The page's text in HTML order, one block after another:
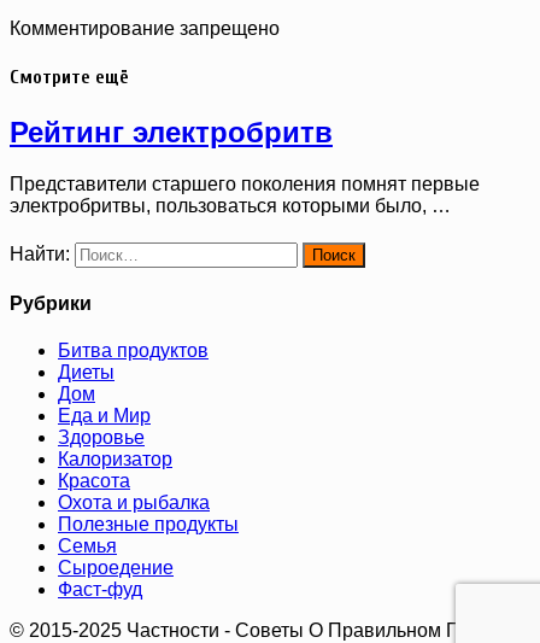
Комментирование запрещено
Смотрите ещё
Рейтинг электробритв
Представители старшего поколения помнят первые
электробритвы, пользоваться которыми было, …
Найти:
Рубрики
Битва продуктов
Диеты
Дом
Еда и Мир
Здоровье
Калоризатор
Красота
Охота и рыбалка
Полезные продукты
Семья
Сыроедение
Фаст-фуд
© 2015-2025 Частности - Советы О Правильном Питании.